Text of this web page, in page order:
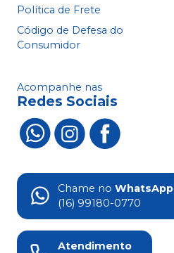
Política de Frete
Código de Defesa do
Consumidor
Acompanhe nas
Redes Sociais
Chame no WhatsApp
(16) 99180-0770
Atendimento